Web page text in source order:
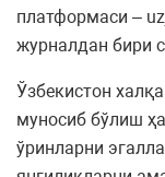
платформаси –
журналдан бири
Ўзбекистон
муносиб бўлиш
ўринларни